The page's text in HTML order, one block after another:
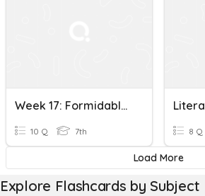
Week 17: Formidable, Majestic, Extricate, Perennial, Allusions
10 Q 7th 8 Q
Load More
Explore Flashcards by Subject